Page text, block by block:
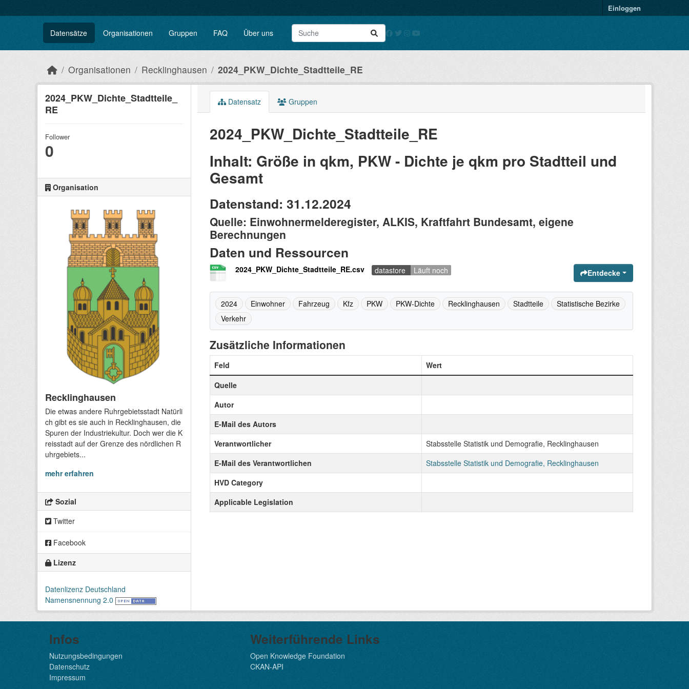
Einloggen
Datensätze Organisationen Gruppen FAQ Über uns
Organisationen Recklinghausen 2024_PKW_Dichte_Stadtteile_RE
2024_PKW_Dichte_Stadtteile_
RE
Follower
0
Organisation
Recklinghausen
Die etwas andere Ruhrgebietsstadt Natürli
ch gibt es sie auch in Recklinghausen, die
Spuren der Industriekultur. Doch wer die K
reisstadt auf der Grenze des nördlichen R
uhrgebiets...
mehr erfahren
Sozial
Twitter
Facebook
Lizenz
Datenlizenz Deutschland
Namensnennung 2.0
Datensatz Gruppen
2024_PKW_Dichte_Stadtteile_RE
Inhalt: Größe in qkm, PKW - Dichte je qkm pro Stadtteil und
Gesamt
Datenstand: 31.12.2024
Quelle: Einwohnermelderegister, ALKIS, Kraftfahrt Bundesamt, eigene
Berechnungen
Daten und Ressourcen
2024_PKW_Dichte_Stadtteile_RE.csv datastore Läuft noch Entdecke
2024 Einwohner Fahrzeug Kfz PKW PKW-Dichte Recklinghausen Stadtteile
Statistische Bezirke
Verkehr
Zusätzliche Informationen
Feld
Wert
Quelle
Autor
E-Mail des Autors
Verantwortlicher
Stabsstelle Statistik und Demografie, Recklinghausen
E-Mail des Verantwortlichen
Stabsstelle Statistik und Demografie, Recklinghausen
HVD Category
Applicable Legislation
Infos
Nutzungsbedingungen
Datenschutz
Impressum
Weiterführende Links
Open Knowledge Foundation
CKAN-API